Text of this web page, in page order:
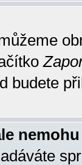
budete